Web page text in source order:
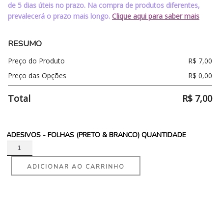
de 5 dias úteis no prazo. Na compra de produtos diferentes,
prevalecerá o prazo mais longo. Clique aqui para saber mais
RESUMO
Preço do Produto R$ 7,00
Preço das Opções
R$ 0,00
Total R$ 7,00
ADESIVOS - FOLHAS (PRETO & BRANCO) QUANTIDADE
ADICIONAR AO CARRINHO